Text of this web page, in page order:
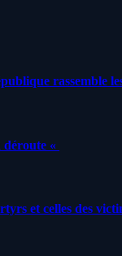
rassemble
déroute «
et celles des